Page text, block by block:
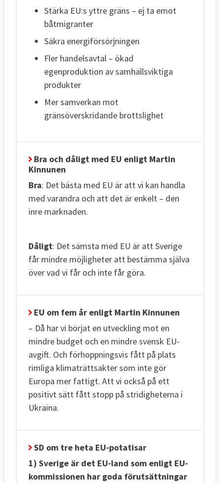
Stärka EU:s yttre gräns – ej ta emot
båtmigranter
Säkra energiförsörjningen
Fler handelsavtal – ökad
egenproduktion av samhällsviktiga
produkter
Mer samverkan mot
gränsöverskridande brottslighet
Bra och dåligt med EU enligt Martin
Kinnunen
Bra: Det bästa med EU är att vi kan handla
med varandra och att det är enkelt – den
inre marknaden.
Dåligt: Det sämsta med EU är att Sverige
får mindre möjligheter att bestämma själva
över vad vi får och inte får göra.
EU om fem år enligt Martin Kinnunen
– Då har vi börjat en utveckling mot en
mindre budget och en mindre svensk EU-
avgift. Och förhoppningsvis fått på plats
rimliga klimaträttsakter som inte gör
Europa mer fattigt. Att vi också på ett
positivt sätt fått stopp på stridigheterna i
Ukraina.
SD om tre heta EU-potatisar
1) Sverige är det EU-land som enligt EU-
kommissionen har goda förutsättningar